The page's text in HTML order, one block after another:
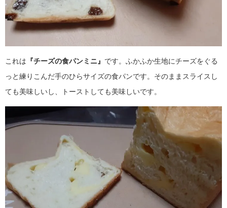
これは 『チーズの食パンミニ』 です。 ふかふか生地にチーズをぐる
っと練りこんだ手のひらサイズの食パンです。 そのままスライスし
ても美味しいし、トーストしても美味しいです。